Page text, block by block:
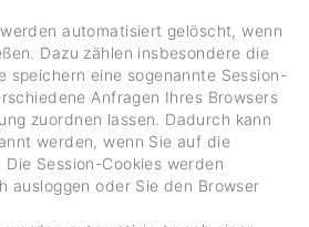
auto­ma­ti­siert gelöscht, wenn
Dazu zählen insbe­son­dere die
spei­chern eine soge­nannte Session-
Anfragen Ihres Brow­sers
zuordnen lassen. Dadurch kann
werden, wenn Sie auf die
Session-Cookies werden
ausloggen oder Sie den Browser